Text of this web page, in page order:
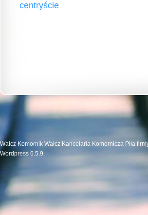
centryście
Wałcz Komornik Wałcz Kancelaria Komornicza Piła
Wordpress 6.5.9.